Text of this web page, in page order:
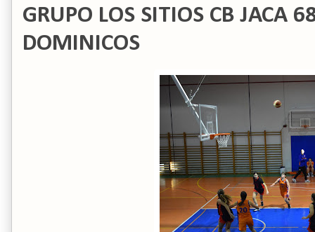
GRUPO LOS SITIOS CB JACA
DOMINICOS